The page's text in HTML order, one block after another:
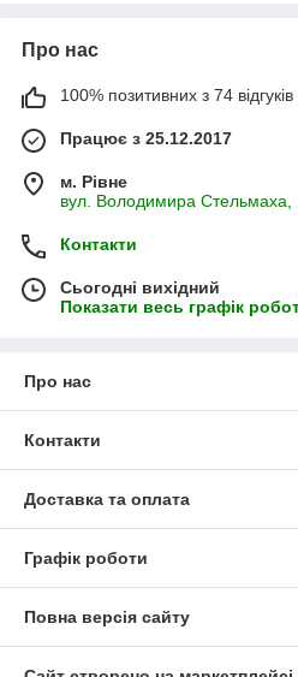
Про нас
100% позитивних з 74 відгуків
Працює з 25.12.2017
м. Рівне
вул. Володимира Стельмаха,
Контакти
Сьогодні вихідний
Показати весь графік
Про нас
Контакти
Доставка та оплата
Графік роботи
Повна версія сайту